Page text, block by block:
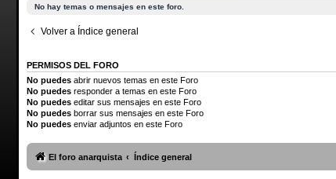
No hay temas o mensajes en este foro.
Volver a Índice general
PERMISOS DEL FORO
No puedesabrir nuevos temas en este Foro
No puedesresponder a temas en este Foro
No puedeseditar sus mensajes en este Foro
No puedesborrar sus mensajes en este Foro
No puedesenviar adjuntos en este Foro
El foro anarquista Índice general